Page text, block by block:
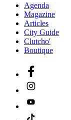
Agenda
Magazine
Articles
City Guide
Clutcho'
Boutique